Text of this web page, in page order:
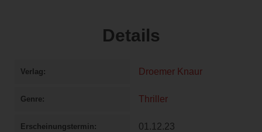
Details
Verlag Droemer Knaur
Genre Thriller
Erscheinungstermin 01.12.23